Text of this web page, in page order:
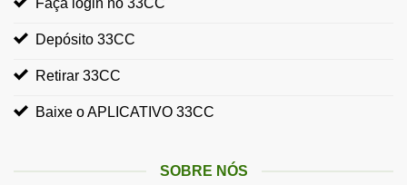
Faça login no 33CC
Depósito 33CC
Retirar 33CC
Baixe o APLICATIVO 33CC
SOBRE NÓS